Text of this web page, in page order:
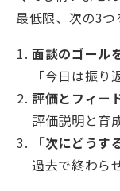
最低限、次の3つ
面談のゴール
「今日は振り
評価とフィー
評価説明と育
「次にどうす
過去で終わら